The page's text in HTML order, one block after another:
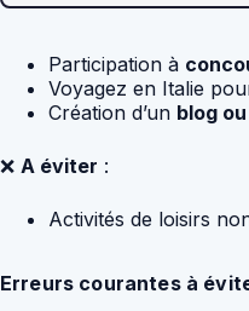
Participation à
Voyagez en Italie
Création d’un blog
❌ A éviter :
Activités de loisirs
Erreurs courantes à